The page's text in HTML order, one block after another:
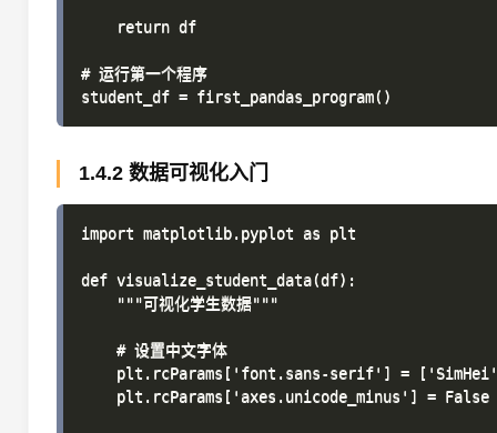
    return df
# 运行第一个程序
1.4.2 数据可视化入门
import matplotlib.pyplot as plt
def visualize_student_data(df):
    """可视化学生数据"""
    # 设置中文字体
plt.rcParams['font.sans-serif'] =
    plt.rcParams['axes.unicode_minus'] = False